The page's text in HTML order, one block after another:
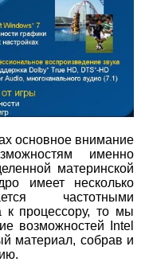
основное внимание
именно
материнской
имеет несколько
частотными
к процессору, то мы
возможностей Intel
материал, собрав и